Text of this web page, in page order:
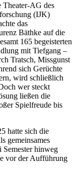
Theater-AG des
(IJK)
das
Bäthke auf die
165 begeisterten
mit Tiefgang –
Tratsch, Missgunst
sich Gerüchte
wird schließlich
wer steckt
ließen die
Spielfreude bis
hatte sich die
gemeinsames
hinweg
vor der Aufführung